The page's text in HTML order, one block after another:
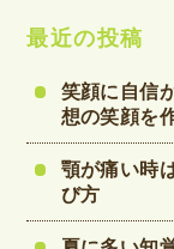
最近の投稿
笑顔に自信
想の笑顔を
顎が痛い時
び方